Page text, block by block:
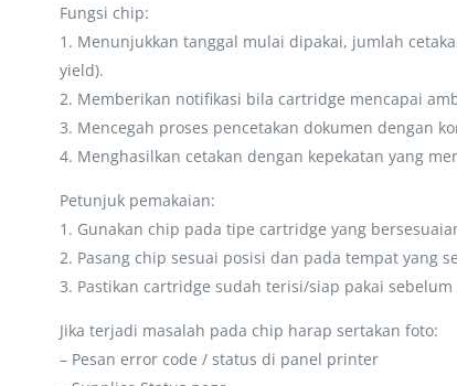
Fungsi chip:
1. Menunjukkan tanggal mulai dipakai, jumlah
yield).
2. Memberikan notifikasi bila cartridge mencapai
3. Mencegah proses pencetakan dokumen dengan
4. Menghasilkan cetakan dengan kepekatan yang
Petunjuk pemakaian:
1. Gunakan chip pada tipe cartridge yang
2. Pasang chip sesuai posisi dan pada tempat yang
3. Pastikan cartridge sudah terisi/siap pakai
Jika terjadi masalah pada chip harap sertakan foto:
– Pesan error code / status di panel printer